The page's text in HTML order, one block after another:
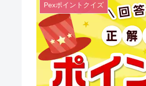
Pexポイントクイズ